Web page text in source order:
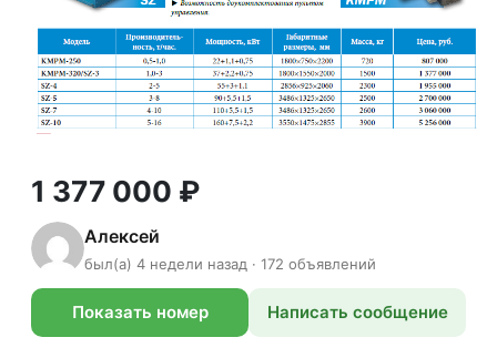
1 377 000 ₽
Алексей
был(а) 4 недели назад · 172 объявлений
Показать номер Написать сообщение